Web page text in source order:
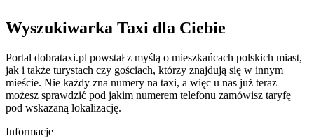
Wyszukiwarka Taxi dla Ciebie
Portal dobrataxi.pl powstał z myślą o mieszkańcach polskich miast,
jak i także turystach czy gościach, którzy znajdują się w innym
mieście. Nie każdy zna numery na taxi, a więc u nas już teraz
możesz sprawdzić pod jakim numerem telefonu zamówisz taryfę
pod wskazaną lokalizację.
Informacje